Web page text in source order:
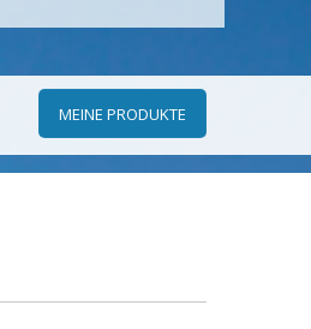
MEINE PRODUKTE